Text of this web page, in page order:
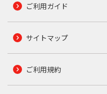
ご利用ガイド
サイトマップ
ご利用規約